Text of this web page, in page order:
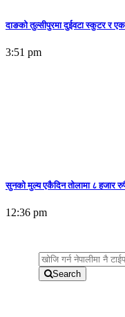
दाङको तुल्सीपुरमा दुईवटा स्कुटर र
3:51 pm
सुनकाे मुल्य एकैदिन तोलामा ८ हजार
12:36 pm
Search